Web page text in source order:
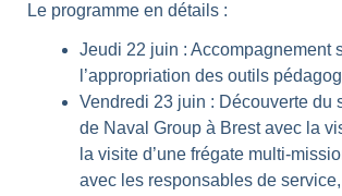
Le programme en détails :
Jeudi 22 juin : Accompagnement
l’appropriation des outils
Vendredi 23 juin : Découverte du
de Naval Group à Brest avec la
la visite d’une frégate multi-
avec les responsables de